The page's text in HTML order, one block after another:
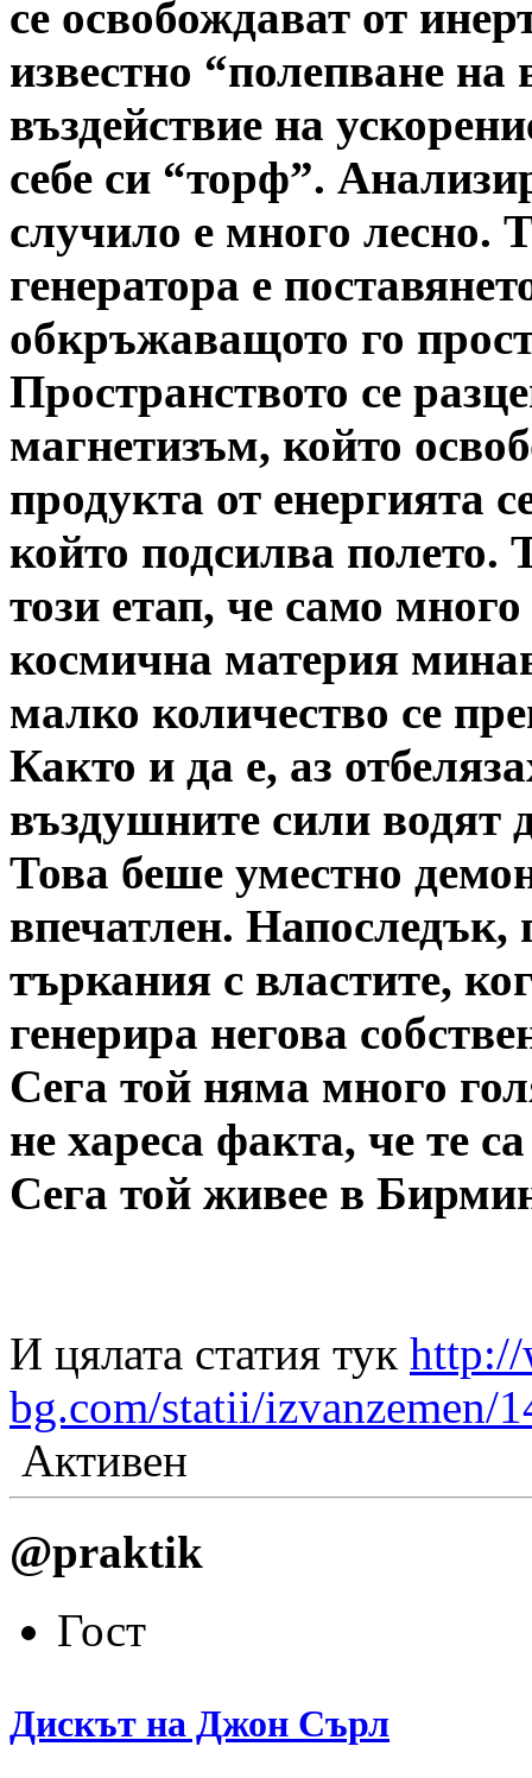
се освобождават от
известно “полепване на
въздействие на
себе си “торф”.
случило е много лесно.
генератора е
обкръжаващото го
Пространството се
магнетизъм, който
продукта от енергията
който подсилва полето.
този етап, че само
космична материя
малко количество се
Както и да е, аз
въздушните сили водят
Това беше уместно
впечатлен.
търкания с властите,
генерира негова
Сега той няма много
не хареса факта, че те
Сега той живее в
И цялата статия тук
bg.com/statii/izvanzemen/
Активен
@praktik
Гост
Дискът на Джон Сърл